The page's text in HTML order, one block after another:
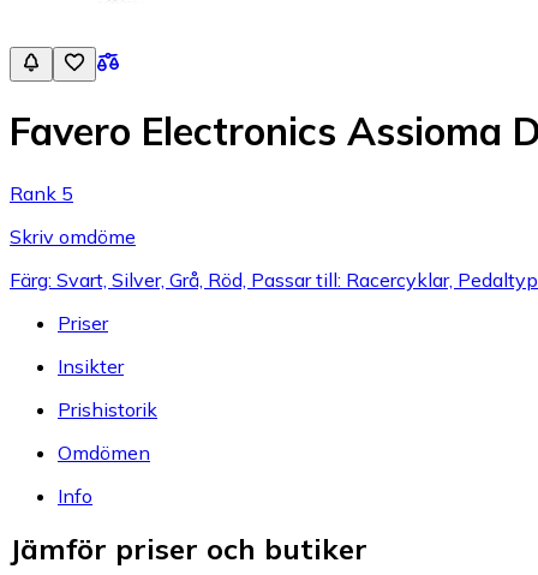
Favero Electronics Assioma
Rank 5
Skriv omdöme
Färg: Svart, Silver, Grå, Röd, Passar till: Racercyklar,
Priser
Insikter
Prishistorik
Omdömen
Info
Jämför priser och butiker